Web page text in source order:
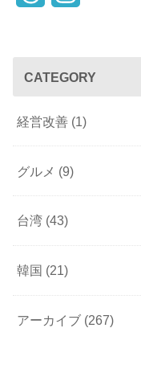
e
s
t
a
CATEGORY
経営改善 (1)
グルメ (9)
台湾 (43)
韓国 (21)
アーカイブ (267)